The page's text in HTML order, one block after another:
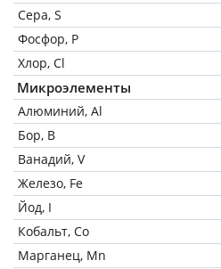
Сера, S
Фосфор, P
Хлор, Cl
Микроэлементы
Алюминий, Al
Бор, B
Ванадий, V
Железо, Fe
Йод, I
Кобальт, Co
Марганец, Mn